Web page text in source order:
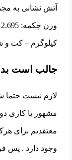
آتش نشانی به مجموع وزن 15کیلو و
کیلوگرم – کت و شلوار
جالب است
لازم نیست حتما
مشهور یا کاری
معتقدیم برای
وجود دارد . پس